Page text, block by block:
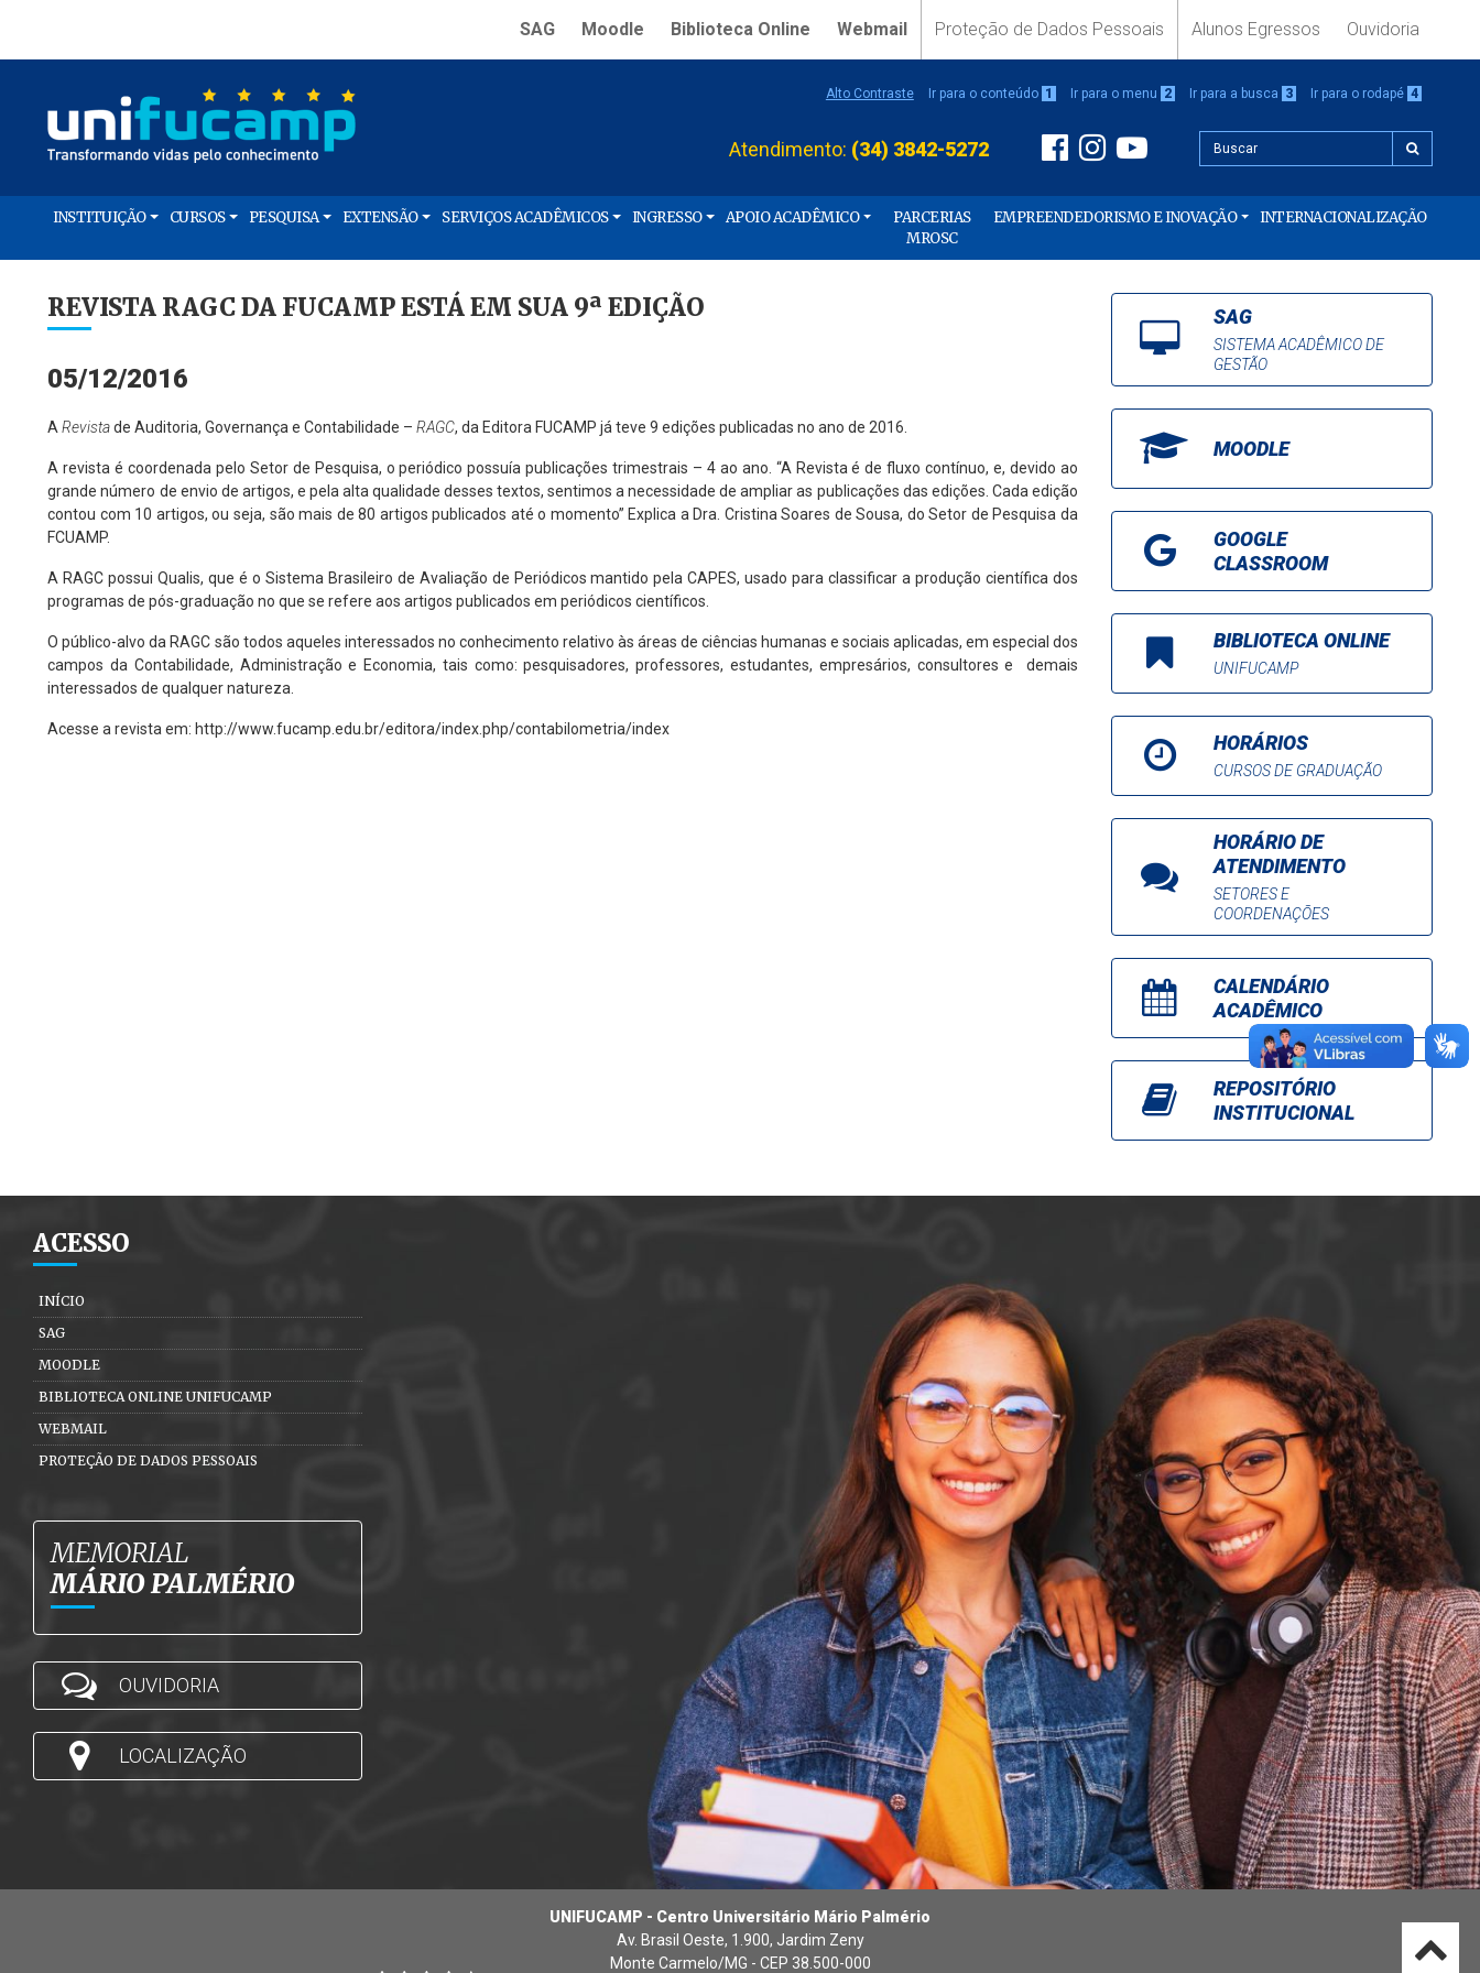
SAG Moodle Biblioteca Online Webmail Proteção de Dados Pessoais Alunos Egressos Ouvidoria
Alto Contraste Ir para o conteúdo 1 Ir para o menu 2 Ir para a busca 3 Ir para o rodapé 4
Atendimento: (34) 3842-5272
INSTITUIÇÃO CURSOS PESQUISA EXTENSÃO SERVIÇOS ACADÊMICOS INGRESSO APOIO ACADÊMICO
PARCERIAS
MROSC
EMPREENDEDORISMO E INOVAÇÃO INTERNACIONALIZAÇÃO
REVISTA RAGC DA FUCAMP ESTÁ EM SUA 9ª EDIÇÃO
05/12/2016
ARevistade Auditoria, Governança e Contabilidade –RAGC, da Editora FUCAMP já teve 9 edições publicadas no ano de 2016.
A revista é coordenada pelo Setor de Pesquisa, o periódico possuía publicações trimestrais – 4 ao ano. “A Revista é de fluxo contínuo, e, devido ao
grande número de envio de artigos, e pela alta qualidade desses textos, sentimos a necessidade de ampliar as publicações das edições. Cada edição
contou com 10 artigos, ou seja, são mais de 80 artigos publicados até o momento” Explica a Dra. Cristina Soares de Sousa, do Setor de Pesquisa da
FCUAMP.
A RAGC possui Qualis, que é o Sistema Brasileiro de Avaliação de Periódicos mantido pela CAPES, usado para classificar a produção científica dos
programas de pós-graduação no que se refere aos artigos publicados em periódicos científicos.
O público-alvo da RAGC são todos aqueles interessados no conhecimento relativo às áreas de ciências humanas e sociais aplicadas, em especial dos
campos da Contabilidade, Administração e Economia, tais como: pesquisadores, professores, estudantes, empresários, consultores e demais
interessados de qualquer natureza.
Acesse a revista em: http://www.fucamp.edu.br/editora/index.php/contabilometria/index
SAG
SISTEMA ACADÊMICO DE
GESTÃO
MOODLE
GOOGLE
CLASSROOM
BIBLIOTECA ONLINE
UNIFUCAMP
HORÁRIOS
CURSOS DE GRADUAÇÃO
HORÁRIO DE
ATENDIMENTO
SETORES E
COORDENAÇÕES
CALENDÁRIO
ACADÊMICO
REPOSITÓRIO
INSTITUCIONAL
ACESSO
INÍCIO
SAG
MOODLE
BIBLIOTECA ONLINE UNIFUCAMP
WEBMAIL
PROTEÇÃO DE DADOS PESSOAIS
MEMORIAL
MÁRIO PALMÉRIO
OUVIDORIA
LOCALIZAÇÃO
UNIFUCAMP - Centro Universitário Mário Palmério
Av. Brasil Oeste, 1.900, Jardim Zeny
Monte Carmelo/MG - CEP 38.500-000